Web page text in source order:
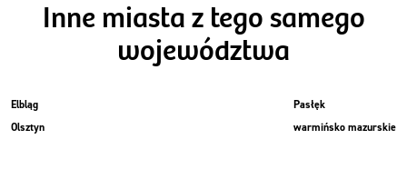
Inne miasta z tego samego
województwa
Elbląg
Olsztyn
Pasłęk
warmińsko mazurskie